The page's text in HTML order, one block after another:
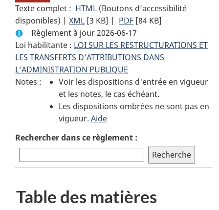
Texte complet : HTML Texte
complet
:
Décret
transférant
à
la
Commission
de
l’emploi
et
de
du
la
responsabilité
(Boutons d’accessibilité
disponibles) |XML Texte
complet
:
Décret
transférant
à
la
Commission
de
l’emploi
et
l’immigration
Canada
la
[3 KB] | PDF Texte
complet
:
Décret
à
la
Commission
l’emploi
et
l’immigration
Canada
la
[84 KB]
Règlement à jour 2026-06-17
Loi habilitante : LOI SUR LES RESTRUCTURATIONS ET
LES TRANSFERTS D’ATTRIBUTIONS DANS
L’ADMINISTRATION PUBLIQUE
Notes :
Voir les dispositions d'entrée en vigueur
et les notes, le cas échéant.
Les dispositions ombrées ne sont pas en
vigueur. Aide
Rechercher dans ce règlement :
Table des matières